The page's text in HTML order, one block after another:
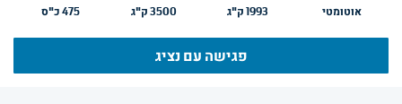
אוטומטי 1993ק"ג 3500ק"ג 475כ"ס
פגישה עם נציג